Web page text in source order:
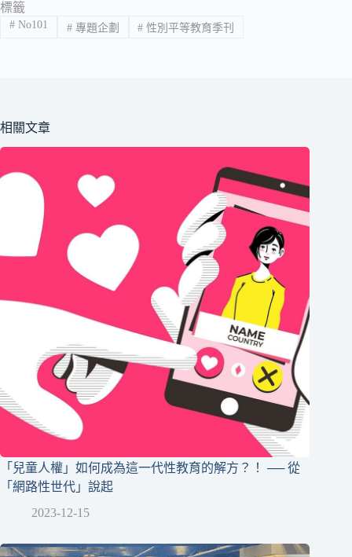
標籤
#No101 #專題企劃 # 性別平等教育季刊
相關文章
「兒童人權」如何成為這一代性教育的解方？！ ── 從
「網路性世代」說起
2023-12-15